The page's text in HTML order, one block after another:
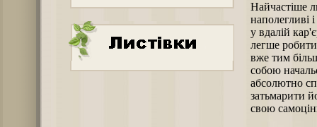
Найчастіше
наполегливі
у вдалій
легше
вже тим
собою
абсолютно
затьмарити
свою